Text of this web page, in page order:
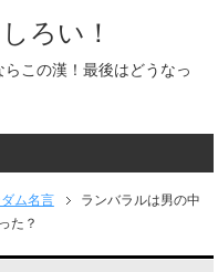
ろい！
この漢！最後はどうなっ
ム名言
ランバラルは男の中
た？